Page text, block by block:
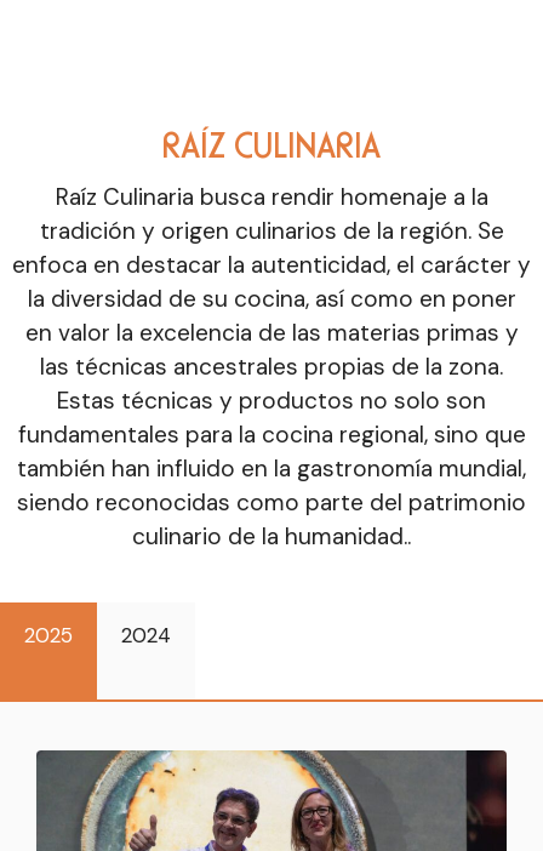
RAÍZ CULINARIA
Raíz Culinaria busca rendir homenaje a la
tradición y origen culinarios de la región. Se
enfoca en destacar la autenticidad, el carácter y
la diversidad de su cocina, así como en poner
en valor la excelencia de las materias primas y
las técnicas ancestrales propias de la zona.
Estas técnicas y productos no solo son
fundamentales para la cocina regional, sino que
también han influido en la gastronomía mundial,
siendo reconocidas como parte del patrimonio
culinario de la humanidad..
2025 2024